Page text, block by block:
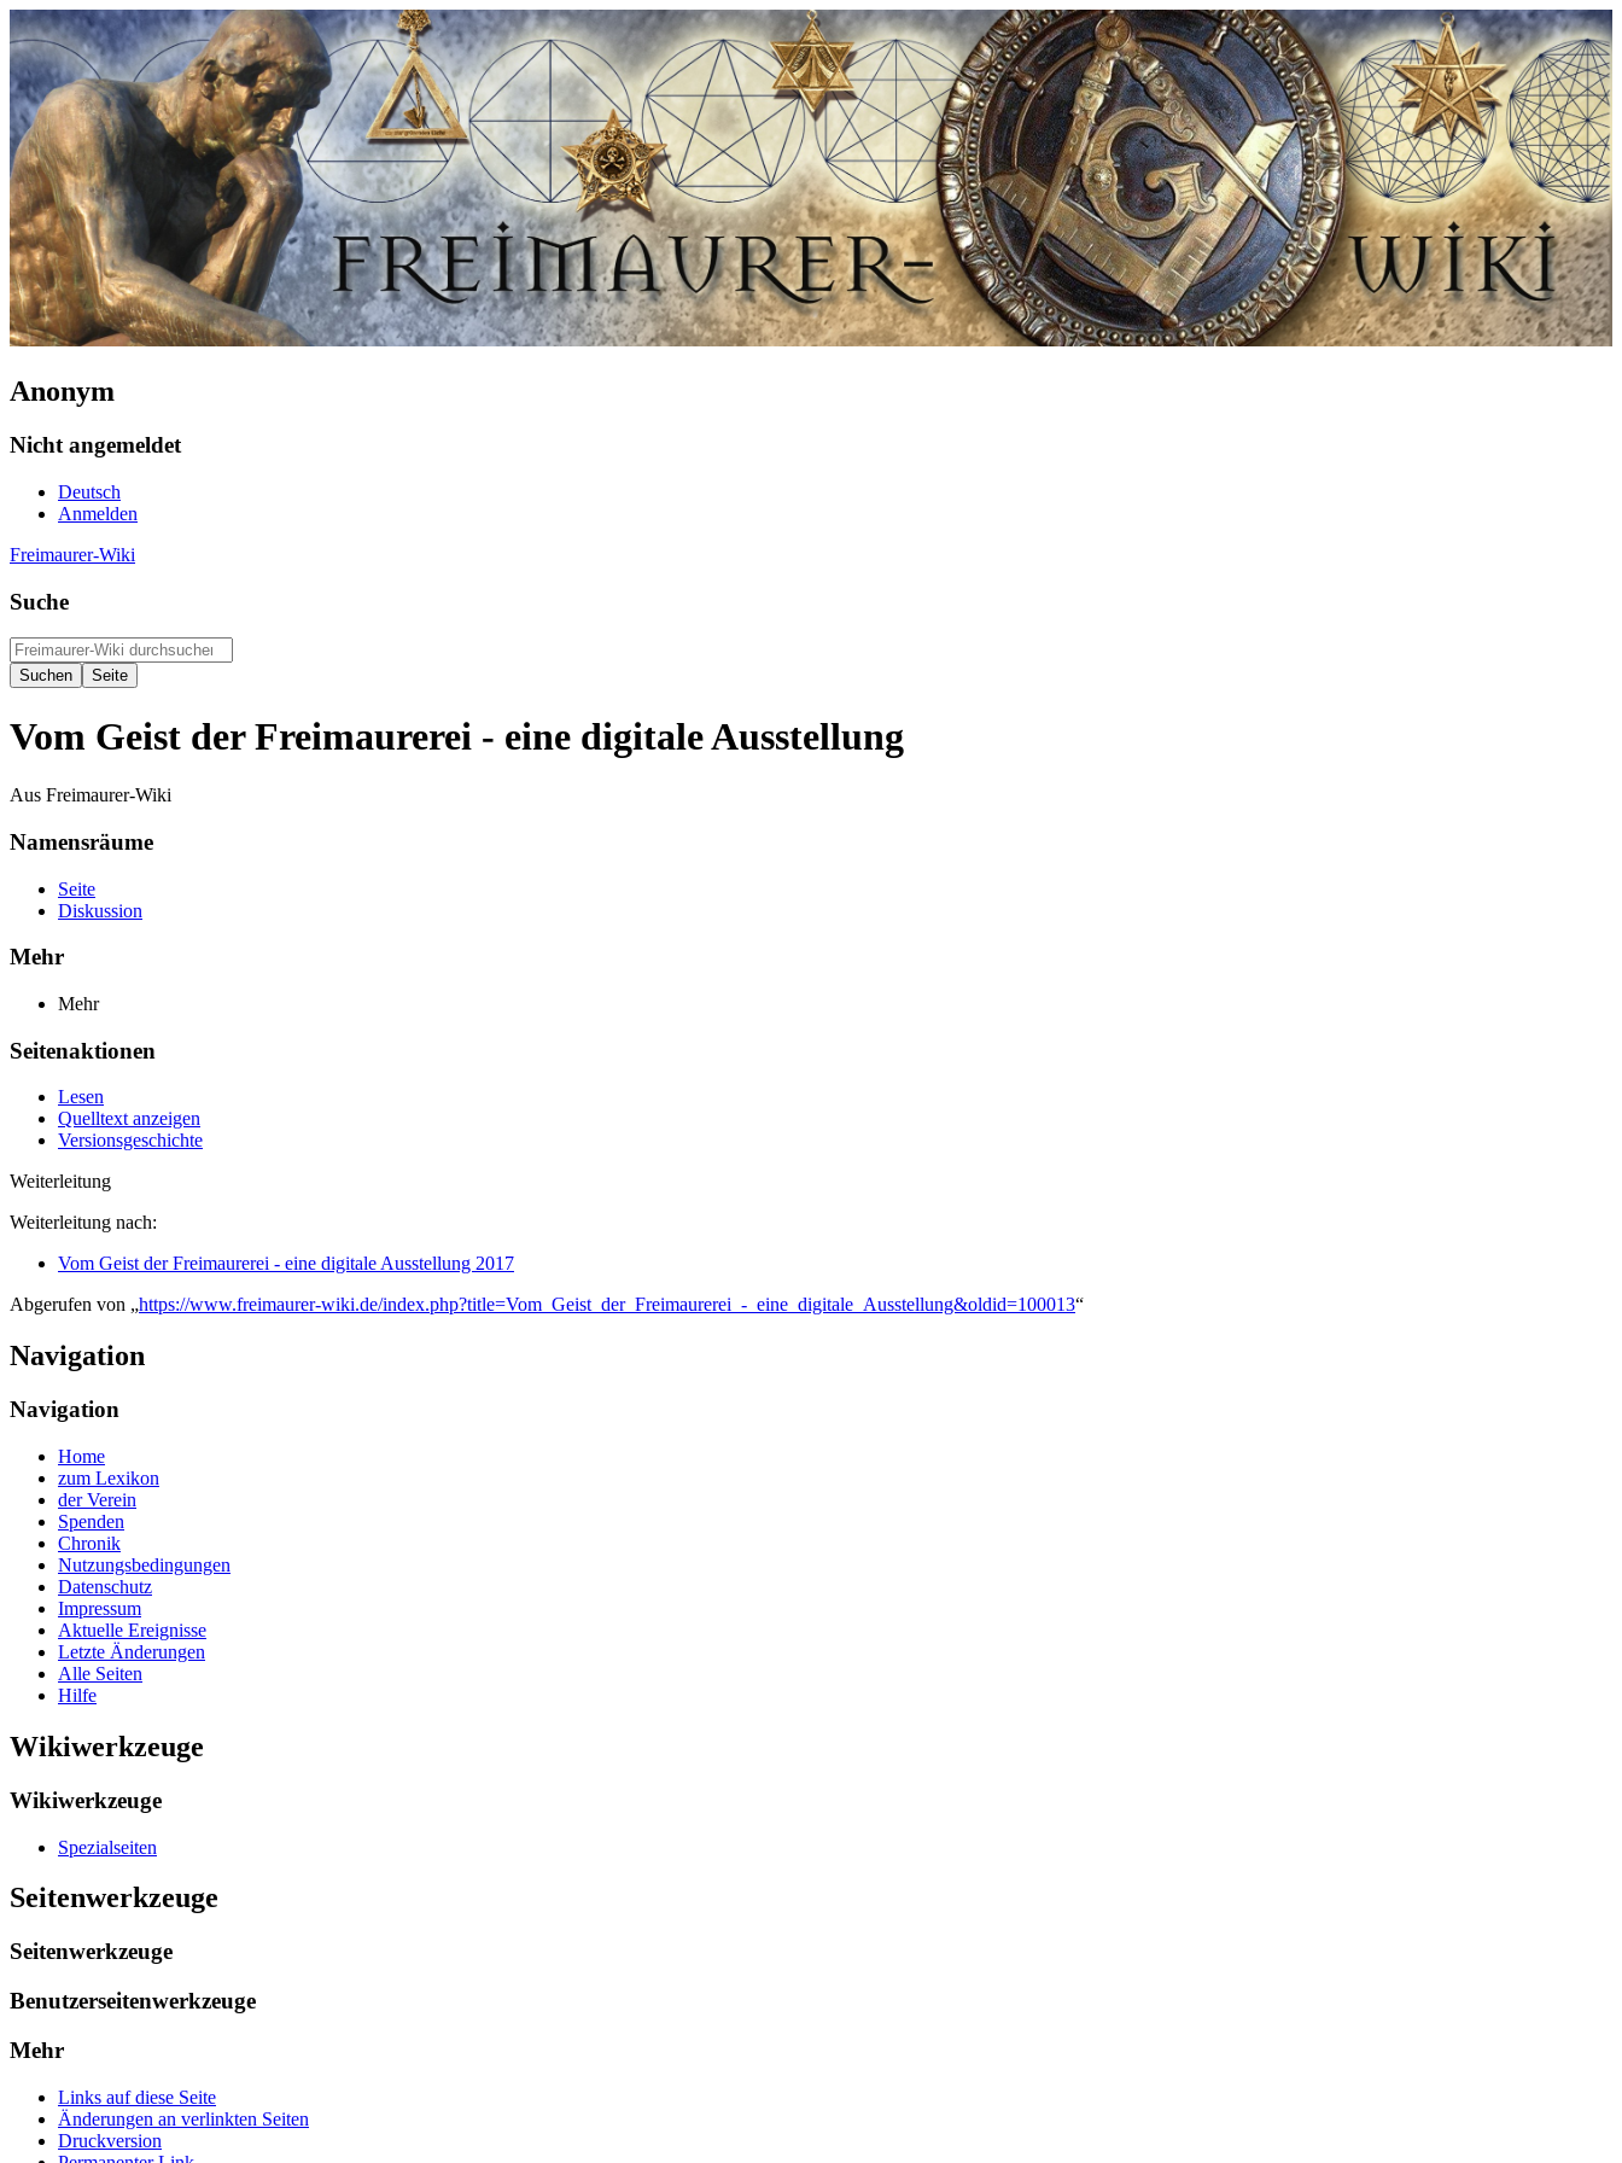
Anonym
Nicht angemeldet
Deutsch
Anmelden
Freimaurer-Wiki
Suche
Vom Geist der Freimaurerei - eine digitale Ausstellung
Aus Freimaurer-Wiki
Namensräume
Seite
Diskussion
Mehr
Mehr
Seitenaktionen
Lesen
Quelltext anzeigen
Versionsgeschichte
Weiterleitung
Weiterleitung nach:
Vom Geist der Freimaurerei - eine digitale Ausstellung 2017
Abgerufen von „https://www.freimaurer-wiki.de/index.php?title=Vom_Geist_der_Freimaurerei_-_eine_digitale_Ausstellung&oldid=100013“
Navigation
Navigation
Home
zum Lexikon
der Verein
Spenden
Chronik
Nutzungsbedingungen
Datenschutz
Impressum
Aktuelle Ereignisse
Letzte Änderungen
Alle Seiten
Hilfe
Wikiwerkzeuge
Wikiwerkzeuge
Spezialseiten
Seitenwerkzeuge
Seitenwerkzeuge
Benutzerseitenwerkzeuge
Mehr
Links auf diese Seite
Änderungen an verlinkten Seiten
Druckversion